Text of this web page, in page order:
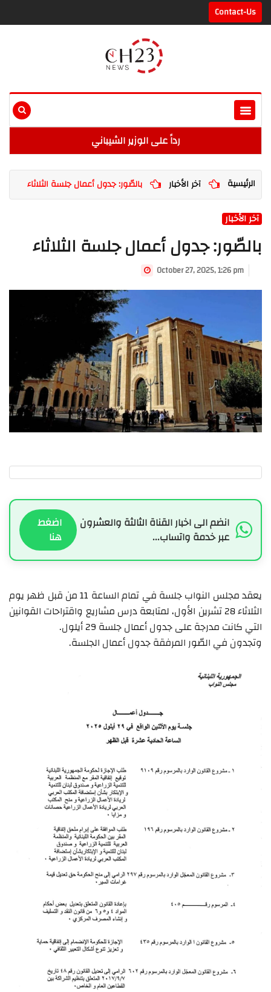
Contact-Us
رداً على الوزير الشيباني
الرئيسية آخر الأخبار بالصّور: جدول أعمال جلسة الثلاثاء
آخر الأخبار
بالصّور: جدول أعمال جلسة الثلاثاء
October 27, 2025, 1:26 pm
انضم الى اخبار القناة الثالثة والعشرون
عبر خدمة واتساب...
اضغط
هنا
يعقد مجلس النواب جلسة في تمام الساعة 11 من قبل ظهر يوم
الثلاثاء 28 تشرين الأول، لمتابعة درس مشاريع واقتراحات القوانين
التي كانت مدرجة على جدول أعمال جلسة 29 أيلول.
وتجدون في الصّور المرفقة جدول أعمال الجلسة.